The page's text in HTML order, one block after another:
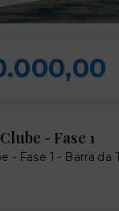
- Fase 1
- Fase 1 - Barra da